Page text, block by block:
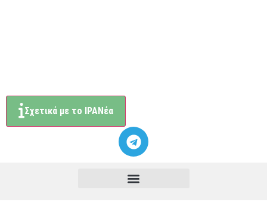
Σχετικά με το ΙΡΑΝέα